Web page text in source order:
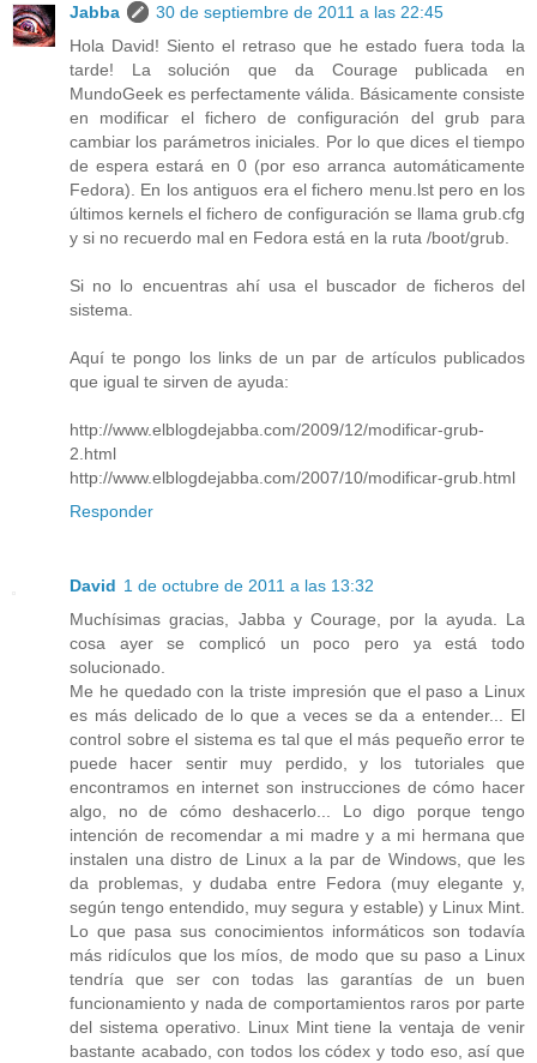
Jabba
30 de septiembre de 2011 a las 22:45
Hola David! Siento el retraso que he estado fuera toda la
tarde! La solución que da Courage publicada en
MundoGeek es perfectamente válida. Básicamente consiste
en modificar el fichero de configuración del grub para
cambiar los parámetros iniciales. Por lo que dices el tiempo
de espera estará en 0 (por eso arranca automáticamente
Fedora). En los antiguos era el fichero menu.lst pero en los
últimos kernels el fichero de configuración se llama grub.cfg
y si no recuerdo mal en Fedora está en la ruta /boot/grub.
Si no lo encuentras ahí usa el buscador de ficheros del
sistema.
Aquí te pongo los links de un par de artículos publicados
que igual te sirven de ayuda:
http://www.elblogdejabba.com/2009/12/modificar-grub-
2.html
http://www.elblogdejabba.com/2007/10/modificar-grub.html
Responder
David 1 de octubre de 2011 a las 13:32
Muchísimas gracias, Jabba y Courage, por la ayuda. La
cosa ayer se complicó un poco pero ya está todo
solucionado.
Me he quedado con la triste impresión que el paso a Linux
es más delicado de lo que a veces se da a entender... El
control sobre el sistema es tal que el más pequeño error te
puede hacer sentir muy perdido, y los tutoriales que
encontramos en internet son instrucciones de cómo hacer
algo, no de cómo deshacerlo... Lo digo porque tengo
intención de recomendar a mi madre y a mi hermana que
instalen una distro de Linux a la par de Windows, que les
da problemas, y dudaba entre Fedora (muy elegante y,
según tengo entendido, muy segura y estable) y Linux Mint.
Lo que pasa sus conocimientos informáticos son todavía
más ridículos que los míos, de modo que su paso a Linux
tendría que ser con todas las garantías de un buen
funcionamiento y nada de comportamientos raros por parte
del sistema operativo. Linux Mint tiene la ventaja de venir
bastante acabado, con todos los códex y todo eso, así que